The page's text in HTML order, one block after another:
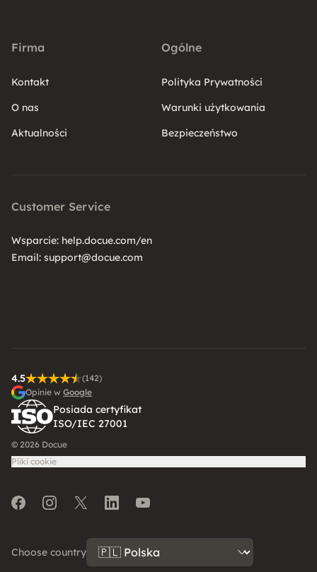
Firma
Kontakt
O nas
Aktualności
Ogólne
Polityka Prywatności
Warunki użytkowania
Bezpieczeństwo
Customer Service
Wsparcie: help.docue.com/en
Email: support@docue.com
4.5
(142)
Opinie w Google
Posiada certyfikat
ISO/IEC 27001
© 2026 Docue
Pliki cookie
FacebookInstagramTwitterLinkedInYoutube
Choose country